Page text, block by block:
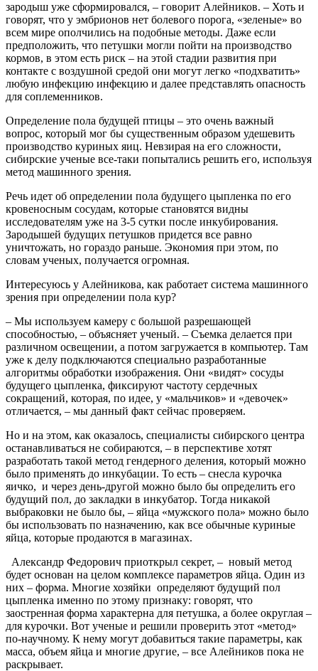
зародыш уже сформировался, – говорит Алейников. – Хоть и
говорят, что у эмбрионов нет болевого порога, «зеленые» во
всем мире ополчились на подобные методы. Даже если
предположить, что петушки могли пойти на производство
кормов, в этом есть риск – на этой стадии развития при
контакте с воздушной средой они могут легко «подхватить»
любую инфекцию инфекцию и далее представлять опасность
для соплеменников.
Определение пола будущей птицы – это очень важный
вопрос, который мог бы существенным образом удешевить
производство куриных яиц. Невзирая на его сложности,
сибирские ученые все-таки попытались решить его, используя
метод машинного зрения.
Речь идет об определении пола будущего цыпленка по его
кровеносным сосудам, которые становятся видны
исследователям уже на 3-5 сутки после инкубирования.
Зародышей будущих петушков придется все равно
уничтожать, но гораздо раньше. Экономия при этом, по
словам ученых, получается огромная.
Интересуюсь у Алейникова, как работает система машинного
зрения при определении пола кур?
– Мы используем камеру с большой разрешающей
способностью, – объясняет ученый. – Съемка делается при
различном освещении, а потом загружается в компьютер. Там
уже к делу подключаются специально разработанные
алгоритмы обработки изображения. Они «видят» сосуды
будущего цыпленка, фиксируют частоту сердечных
сокращений, которая, по идее, у «мальчиков» и «девочек»
отличается, – мы данный факт сейчас проверяем.
Но и на этом, как оказалось, специалисты сибирского центра
останавливаться не собираются, – в перспективе хотят
разработать такой метод гендерного деления, который можно
было применять до инкубации. То есть – снесла курочка
яичко, и через день-другой можно было бы определить его
будущий пол, до закладки в инкубатор. Тогда никакой
выбраковки не было бы, – яйца «мужского пола» можно было
бы использовать по назначению, как все обычные куриные
яйца, которые продаются в магазинах.
Александр Федорович приоткрыл секрет, – новый метод
будет основан на целом комплексе параметров яйца. Один из
них – форма. Многие хозяйки определяют будущий пол
цыпленка именно по этому признаку: говорят, что
заостренная форма характерна для петушка, а более округлая –
для курочки. Вот ученые и решили проверить этот «метод»
по-научному. К нему могут добавиться такие параметры, как
масса, объем яйца и многие другие, – все Алейников пока не
раскрывает.